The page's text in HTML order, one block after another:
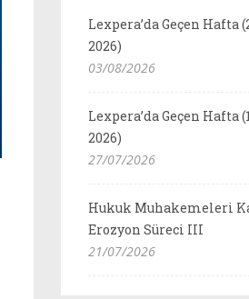
Lexpera’da Geçen Hafta
2026)
03/08/2026
Lexpera’da Geçen Hafta
2026)
27/07/2026
Hukuk Muhakemeleri
Erozyon Süreci III
21/07/2026